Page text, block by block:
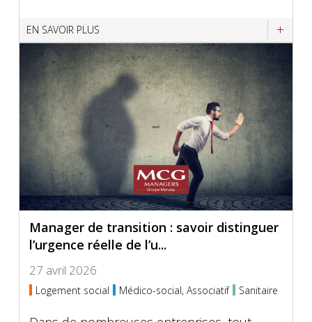
EN SAVOIR PLUS
Manager de transition : savoir distinguer
l’urgence réelle de l’u...
27 avril 2026
Logement social Médico-social, Associatif Sanitaire